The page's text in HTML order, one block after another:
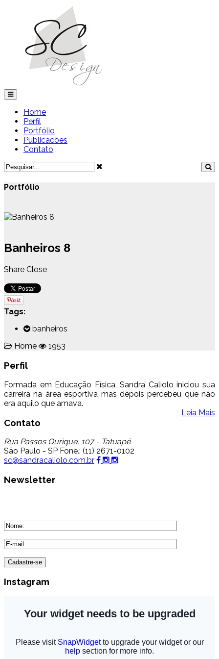
Home
Perfil
Portfólio
Publicacões
Contato
Portfólio
Banheiros 8
Share Close
Tags:
banheiros
Home
1953
Perfil
Formada em Educação Física, Sandra Caliolo iniciou sua
carreira na área esportiva mas depois percebeu que não
era aquilo que amava.
Leia Mais
Contato
Rua Passos Ourique, 107 - Tatuapé
São Paulo - SP Fone.: (11) 2671-0102
sc@sandracaliolo.com.br
Newsletter
Instagram